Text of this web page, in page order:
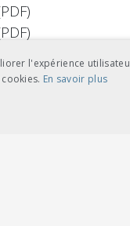
l'expérience
En savoir plus